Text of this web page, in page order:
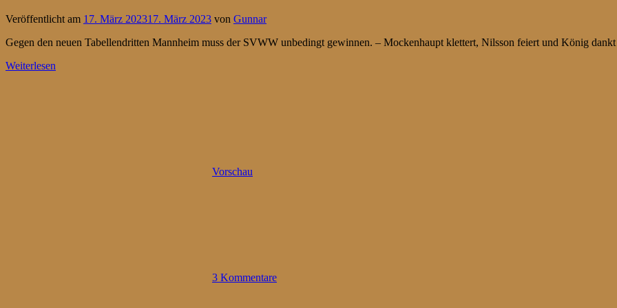
Veröffentlicht am 17. März 202317. März 2023 von Gunnar
Gegen den neuen Tabellendritten Mannheim muss der SVWW unbedingt gewinnen. – Mockenhaupt klettert, Nilsson feiert und König dankt
Weiterlesen
Vorschau
3 Kommentare